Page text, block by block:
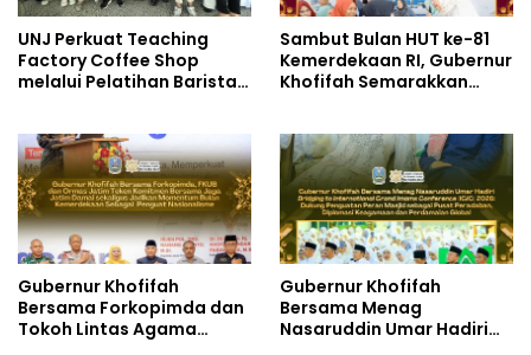
UNJ Perkuat Teaching
Factory Coffee Shop
melalui Pelatihan Barista
Cimahi
Sambut Bulan HUT ke-81
Kemerdekaan RI, Gubernur
Khofifah Semarakkan
Bendera Merah Putih Bagi
Masyarakat
Gubernur Khofifah
Bersama Forkopimda dan
Tokoh Lintas Agama
Gubernur Khofifah
Bersama Menag
Nasaruddin Umar Hadiri